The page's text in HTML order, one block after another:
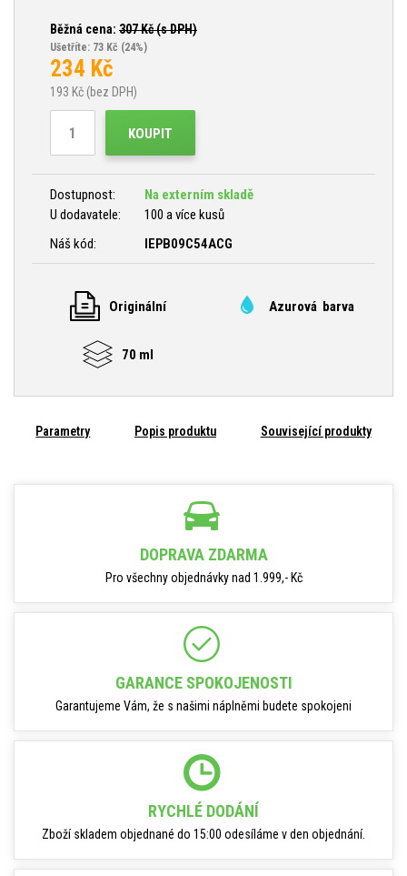
Běžná cena: 307Kč (s DPH)
Ušetříte: 73 Kč (24%)
234 Kč
193 Kč (bez DPH)
KOUPIT
Dostupnost:
Na externím skladě
U dodavatele:
100 a více kusů
Náš kód:
IEPB09C54ACG
Originální Azurová barva
70 ml
Parametry Popis produktu Související produkty
DOPRAVA ZDARMA
Pro všechny objednávky nad 1.999,- Kč
GARANCE SPOKOJENOSTI
Garantujeme Vám, že s našimi náplněmi budete spokojeni
RYCHLÉ DODÁNÍ
Zboží skladem objednané do 15:00 odesíláme v den objednání.